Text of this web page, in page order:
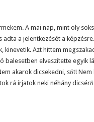
A mai nap, mint oly
adta a jelentkezését a
Azt hittem
balesetben elveszítette egyik
akarok dicsekedni, sőt!
rá írjatok neki néhány